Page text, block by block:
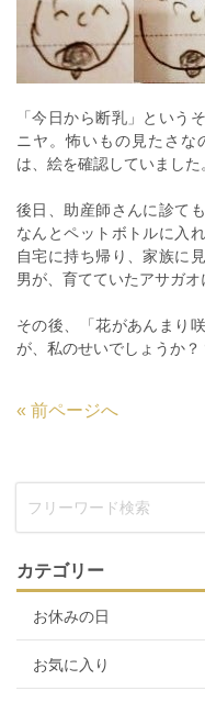
「今日から断乳」という
ニヤ。怖いもの見たさな
は、絵を確認していました
後日、助産師さんに診て
なんとペットボトルに入
自宅に持ち帰り、家族に
男が、育てていたアサガオ
その後、「花があんまり
が、私のせいでしょうか？
« 前ページへ
カテゴリー
お休みの日
お気に入り